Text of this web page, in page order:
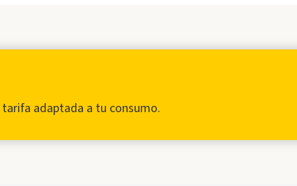
adaptada a tu consumo.